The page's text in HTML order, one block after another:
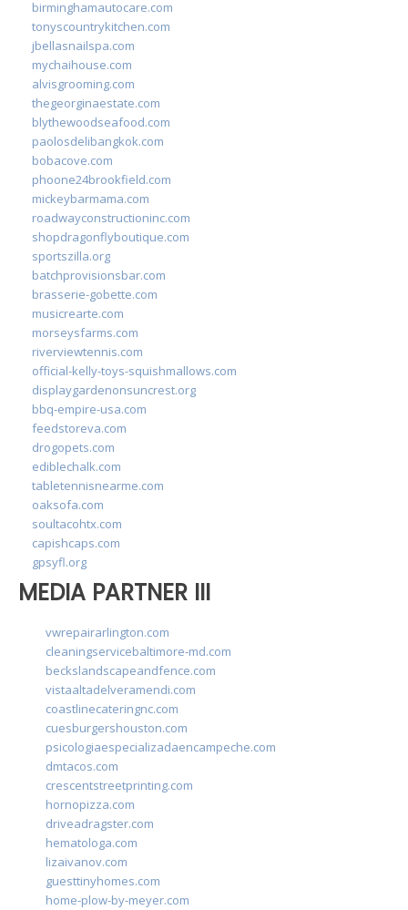
birminghamautocare.com
tonyscountrykitchen.com
jbellasnailspa.com
mychaihouse.com
alvisgrooming.com
thegeorginaestate.com
blythewoodseafood.com
paolosdelibangkok.com
bobacove.com
phoone24brookfield.com
mickeybarmama.com
roadwayconstructioninc.com
shopdragonflyboutique.com
sportszilla.org
batchprovisionsbar.com
brasserie-gobette.com
musicrearte.com
morseysfarms.com
riverviewtennis.com
official-kelly-toys-squishmallows.com
displaygardenonsuncrest.org
bbq-empire-usa.com
feedstoreva.com
drogopets.com
ediblechalk.com
tabletennisnearme.com
oaksofa.com
soultacohtx.com
capishcaps.com
gpsyfl.org
MEDIA PARTNER III
vwrepairarlington.com
cleaningservicebaltimore-md.com
beckslandscapeandfence.com
vistaaltadelveramendi.com
coastlinecateringnc.com
cuesburgershouston.com
psicologiaespecializadaencampeche.com
dmtacos.com
crescentstreetprinting.com
hornopizza.com
driveadragster.com
hematologa.com
lizaivanov.com
guesttinyhomes.com
home-plow-by-meyer.com